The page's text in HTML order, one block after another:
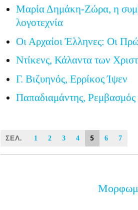
Μαρία Δημάκη-Ζώρα, η
λογοτεχνία
Οι Αρχαίοι Έλληνες: Οι
Ντίκενς, Κάλαντα των
Γ. Βιζυηνός, Ερρίκος Ίψεν
Παπαδιαμάντης,
ΣΕΛ. 1 2 3 4 5 6 7